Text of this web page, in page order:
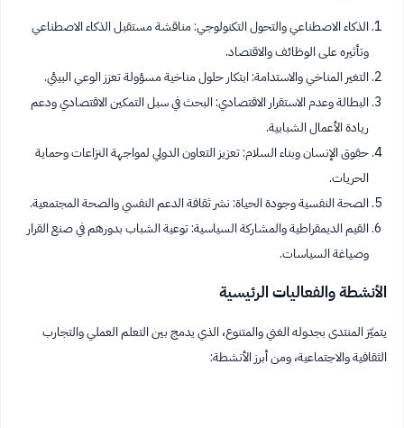
الذكاء الاصطناعي والتحول التكنولوجي: مناقشة مستقبل الذكاء الاصطناعي
وتأثيره على الوظائف والاقتصاد.
التغير المناخي والاستدامة: ابتكار حلول مناخية مسؤولة تعزز الوعي البيئي.
البطالة وعدم الاستقرار الاقتصادي: البحث في سبل التمكين الاقتصادي ودعم
ريادة الأعمال الشبابية.
حقوق الإنسان وبناء السلام: تعزيز التعاون الدولي لمواجهة النزاعات وحماية
الحريات.
الصحة النفسية وجودة الحياة: نشر ثقافة الدعم النفسي والصحة المجتمعية.
القيم الديمقراطية والمشاركة السياسية: توعية الشباب بدورهم في صنع القرار
وصياغة السياسات.
الأنشطة والفعاليات الرئيسية
يتميّز المنتدى بجدوله الغني والمتنوع، الذي يدمج بين التعلم العملي والتجارب
الثقافية والاجتماعية، ومن أبرز الأنشطة: